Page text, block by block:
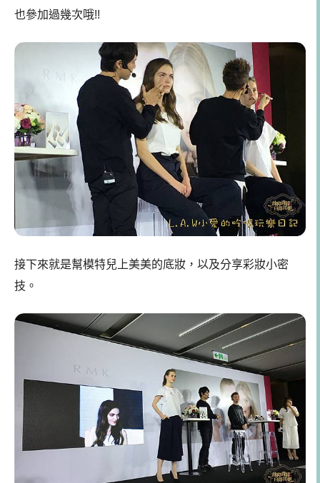
也參加過幾次哦!!
接下來就是幫模特兒上美美的底妝，以及分享彩妝小密
技。